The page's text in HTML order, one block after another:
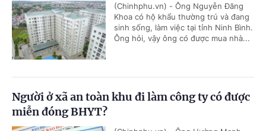
(Chinhphu.vn) - Ông Nguyễn Đăng
Khoa có hộ khẩu thường trú và đang
sinh sống, làm việc tại tỉnh Ninh Bình.
Ông hỏi, vậy ông có được mua nhà...
Người ở xã an toàn khu đi làm công ty có được
miễn đóng BHYT?